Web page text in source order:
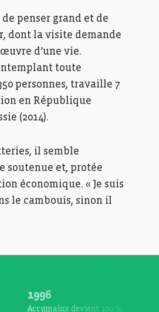
penser grand et de
dont la visite demande
d’une vie.
toute
personnes, travaille 7
en République
(2014).
il semble
soutenue et, protée
économique. « Je suis
le cambouis, sinon il
1996
Accumalux devient 100 %